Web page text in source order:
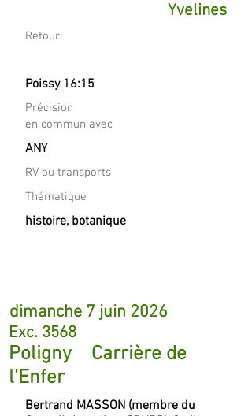
Yvelines
Retour
Poissy 16:15
Précision
en commun avec
ANY
RV ou transports
Thématique
histoire, botanique
dimanche 7 juin 2026
Exc. 3568
Poligny Carrière de
l’Enfer
Bertrand MASSON (membre du